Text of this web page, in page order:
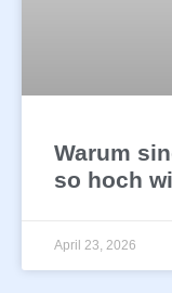
Warum
so hoch
April 23, 2026